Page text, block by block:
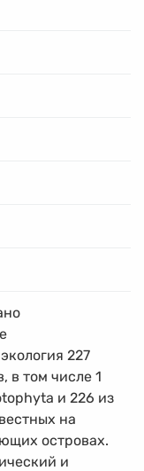
227
в том числе 1
и 226 из
на
островах.
и